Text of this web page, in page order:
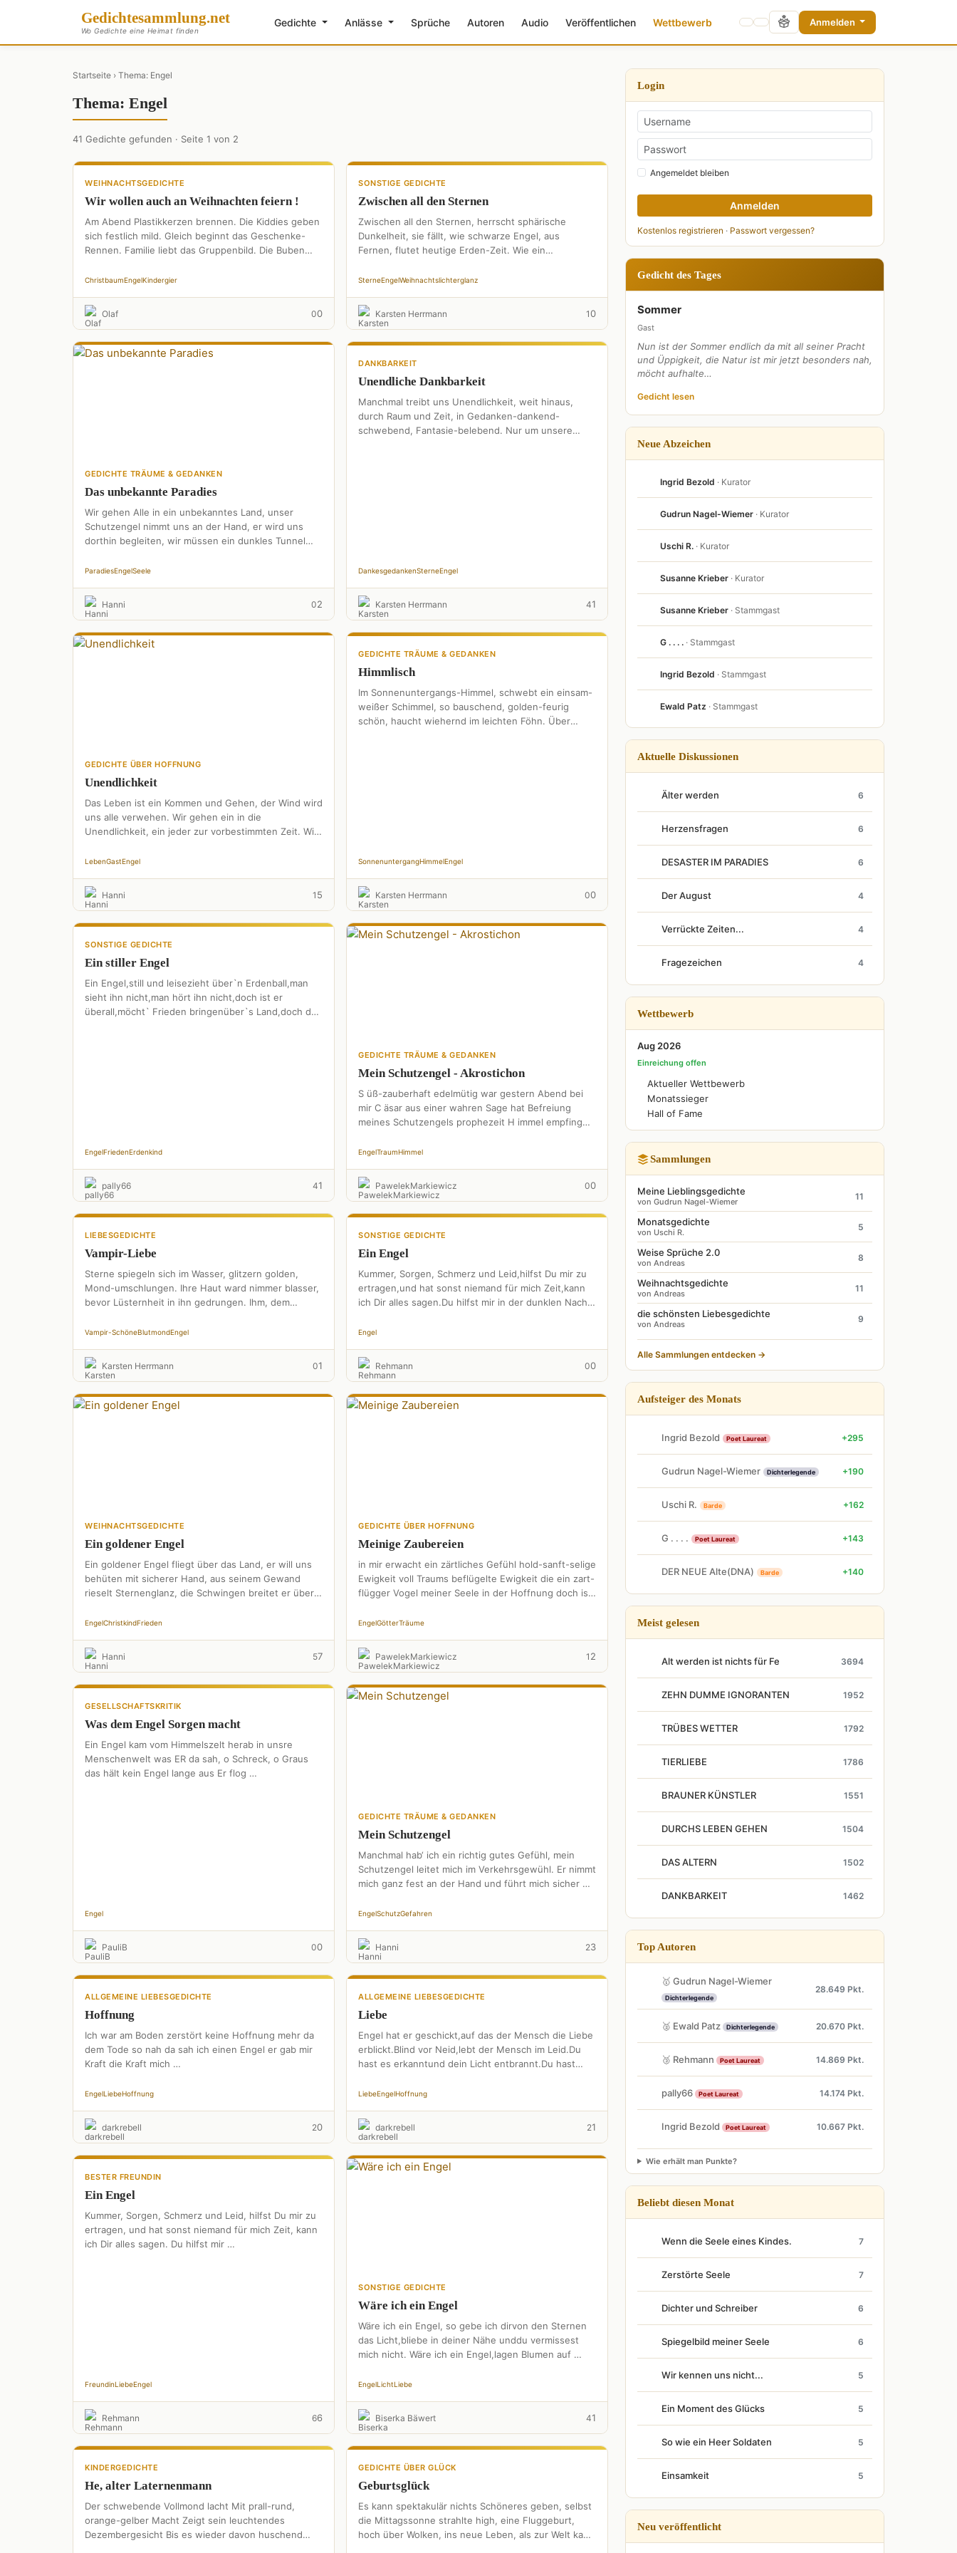
Gedichtesammlung.net
Wo Gedichte eine Heimat finden
Gedichte Anlässe Sprüche Autoren Audio Veröffentlichen Wettbewerb Anmelden
Startseite › Thema: Engel
Thema: Engel
41 Gedichte gefunden · Seite 1 von 2
WEIHNACHTSGEDICHTE
Wir wollen auch an Weihnachten feiern !
Am Abend Plastikkerzen brennen. Die Kiddies geben
sich festlich mild. Gleich beginnt das Geschenke-
Rennen. Familie liebt das Gruppenbild. Die Buben
ChristbaumEngelKindergier
Olaf 00
SONSTIGE GEDICHTE
Zwischen all den Sternen
Zwischen all den Sternen, herrscht sphärische
Dunkelheit, sie fällt, wie schwarze Engel, aus
Fernen, flutet heutige Erden-Zeit. Wie ein
des …
SterneEngelWeihnachtslichterglanz
Karsten Herrmann 10
GEDICHTE TRÄUME & GEDANKEN
Das unbekannte Paradies
Wir gehen Alle in ein unbekanntes Land, unser
Schutzengel nimmt uns an der Hand, er wird uns
dorthin begleiten, wir müssen ein dunkles Tunnel
ParadiesEngelSeele
Hanni 02
DANKBARKEIT
Unendliche Dankbarkeit
Manchmal treibt uns Unendlichkeit, weit hinaus,
durch Raum und Zeit, in Gedanken-dankend-
schwebend, Fantasie-belebend. Nur um unsere
DankesgedankenSterneEngel
Karsten Herrmann 41
GEDICHTE ÜBER HOFFNUNG
Unendlichkeit
Das Leben ist ein Kommen und Gehen, der Wind wird
uns alle verwehen. Wir gehen ein in die
Unendlichkeit, ein jeder zur vorbestimmten Zeit. Wir
LebenGastEngel
Hanni 1 5
GEDICHTE TRÄUME & GEDANKEN
Himmlisch
Im Sonnenuntergangs-Himmel, schwebt ein einsam-
weißer Schimmel, so bauschend, golden-feurig
schön, haucht wiehernd im leichten Föhn. Über
SonnenuntergangHimmelEngel
Karsten Herrmann 00
SONSTIGE GEDICHTE
Ein stiller Engel
Ein Engel,still und leisezieht über`n Erdenball,man
sieht ihn nicht,man hört ihn nicht,doch ist er
überall,möcht` Frieden bringenüber`s Land,doch da
EngelFriedenErdenkind
pally66 41
GEDICHTE TRÄUME & GEDANKEN
Mein Schutzengel - Akrostichon
S üß-zauberhaft edelmütig war gestern Abend bei
mir C äsar aus einer wahren Sage hat Befreiung
meines Schutzengels prophezeit H immel empfing
EngelTraumHimmel
PawelekMarkiewicz 00
LIEBESGEDICHTE
Vampir-Liebe
Sterne spiegeln sich im Wasser, glitzern golden,
Mond-umschlungen. Ihre Haut ward nimmer blasser,
bevor Lüsternheit in ihn gedrungen. Ihm, dem
Vampir-SchöneBlutmondEngel
Karsten Herrmann 01
SONSTIGE GEDICHTE
Ein Engel
Kummer, Sorgen, Schmerz und Leid,hilfst Du mir zu
ertragen,und hat sonst niemand für mich Zeit,kann
ich Dir alles sagen.Du hilfst mir in der dunklen Nacht,
Engel
Rehmann 00
WEIHNACHTSGEDICHTE
Ein goldener Engel
Ein goldener Engel fliegt über das Land, er will uns
behüten mit sicherer Hand, aus seinem Gewand
rieselt Sternenglanz, die Schwingen breitet er über
EngelChristkindFrieden
Hanni 57
GEDICHTE ÜBER HOFFNUNG
Meinige Zaubereien
in mir erwacht ein zärtliches Gefühl hold-sanft-selige
Ewigkeit voll Traums beflügelte Ewigkeit die ein zart-
flügger Vogel meiner Seele in der Hoffnung doch ist
EngelGötterTräume
PawelekMarkiewicz 1 2
GESELLSCHAFTSKRITIK
Was dem Engel Sorgen macht
Ein Engel kam vom Himmelszelt herab in unsre
Menschenwelt was ER da sah, o Schreck, o Graus
das hält kein Engel lange aus Er flog …
Engel
PauliB 00
GEDICHTE TRÄUME & GEDANKEN
Mein Schutzengel
Manchmal hab‘ ich ein richtig gutes Gefühl, mein
Schutzengel leitet mich im Verkehrsgewühl. Er nimmt
mich ganz fest an der Hand und führt mich sicher …
EngelSchutzGefahren
Hanni 23
ALLGEMEINE LIEBESGEDICHTE
Hoffnung
Ich war am Boden zerstört keine Hoffnung mehr da
dem Tode so nah da sah ich einen Engel er gab mir
Kraft die Kraft mich …
EngelLiebeHoffnung
darkrebell 20
ALLGEMEINE LIEBESGEDICHTE
Liebe
Engel hat er geschickt,auf das der Mensch die Liebe
erblickt.Blind vor Neid,lebt der Mensch im Leid.Du
hast es erkanntund dein Licht entbrannt.Du hast
LiebeEngelHoffnung
darkrebell 21
BESTER FREUNDIN
Ein Engel
Kummer, Sorgen, Schmerz und Leid, hilfst Du mir zu
ertragen, und hat sonst niemand für mich Zeit, kann
ich Dir alles sagen. Du hilfst mir …
FreundinLiebeEngel
Rehmann 66
SONSTIGE GEDICHTE
Wäre ich ein Engel
Wäre ich ein Engel, so gebe ich dirvon den Sternen
das Licht,bliebe in deiner Nähe unddu vermissest
mich nicht. Wäre ich ein Engel,lagen Blumen auf …
EngelLichtLiebe
Biserka Bäwert 41
KINDERGEDICHTE
He, alter Laternenmann
Der schwebende Vollmond lacht Mit prall-rund,
orange-gelber Macht Zeigt sein leuchtendes
Dezembergesicht Bis es wieder davon huschend
GEDICHTE ÜBER GLÜCK
Geburtsglück
Es kann spektakulär nichts Schöneres geben, selbst
die Mittagssonne strahlte high, eine Fluggeburt,
hoch über Wolken, ins neue Leben, als zur Welt kam
Login
Angemeldet bleiben
Anmelden
Kostenlos registrieren · Passwort vergessen?
Gedicht des Tages
Sommer
Gast
Nun ist der Sommer endlich da mit all seiner Pracht
und Üppigkeit, die Natur ist mir jetzt besonders nah,
möcht aufhalte…
Gedicht lesen
Neue Abzeichen
Ingrid Bezold · Kurator
Gudrun Nagel-Wiemer · Kurator
Uschi R. · Kurator
Susanne Krieber · Kurator
Susanne Krieber · Stammgast
G . . . . · Stammgast
Ingrid Bezold · Stammgast
Ewald Patz · Stammgast
Aktuelle Diskussionen
Älter werden 6
Herzensfragen 6
DESASTER IM PARADIES 6
Der August 4
Verrückte Zeiten... 4
Fragezeichen 4
Wettbewerb
Aug 2026
Einreichung offen
Aktueller Wettbewerb
Monatssieger
Hall of Fame
Sammlungen
Meine Lieblingsgedichte
von Gudrun Nagel-Wiemer
11
Monatsgedichte
von Uschi R.
5
Weise Sprüche 2.0
von Andreas
8
Weihnachtsgedichte
von Andreas
11
die schönsten Liebesgedichte
von Andreas
9
Alle Sammlungen entdecken →
Aufsteiger des Monats
Ingrid Bezold Poet Laureat +295
Gudrun Nagel-Wiemer Dichterlegende +190
Uschi R. Barde +162
G . . . . Poet Laureat +143
DER NEUE Alte(DNA) Barde +140
Meist gelesen
Alt werden ist nichts für Fe 3694
ZEHN DUMME IGNORANTEN 1952
TRÜBES WETTER 1792
TIERLIEBE 1786
BRAUNER KÜNSTLER 1551
DURCHS LEBEN GEHEN 1504
DAS ALTERN 1502
DANKBARKEIT 1462
Top Autoren
🥇 Gudrun Nagel-Wiemer
Dichterlegende
28.649 Pkt.
🥈 Ewald Patz Dichterlegende 20.670 Pkt.
🥉 Rehmann Poet Laureat 14.869 Pkt.
pally66 Poet Laureat 14.174 Pkt.
Ingrid Bezold Poet Laureat 10.667 Pkt.
Wie erhält man Punkte?
Beliebt diesen Monat
Wenn die Seele eines Kindes. 7
Zerstörte Seele 7
Dichter und Schreiber 6
Spiegelbild meiner Seele 6
Wir kennen uns nicht... 5
Ein Moment des Glücks 5
So wie ein Heer Soldaten 5
Einsamkeit 5
Neu veröffentlicht